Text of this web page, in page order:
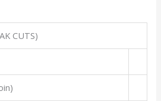
CUTS)